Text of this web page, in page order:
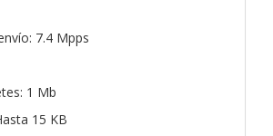
7.4 Mpps
1 Mb
15 KB